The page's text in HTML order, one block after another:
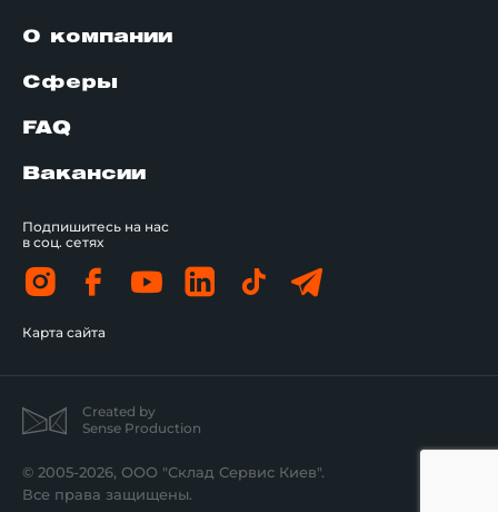
О компании
Сферы
FAQ
Вакансии
Подпишитесь на нас
в соц. сетях
Карта сайта
Created by
Sense Production
© 2005-2026, ООО "Склад Сервис Киев".
Все права защищены.